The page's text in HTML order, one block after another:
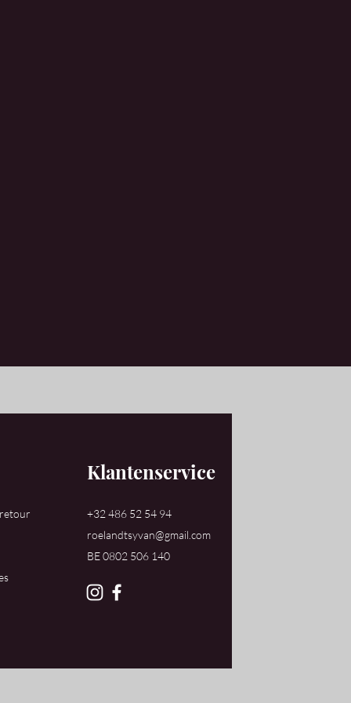
Klantenservice
+32 486 52 54 94
roelandtsyvan@gmail.com
​BE 0802 506 140